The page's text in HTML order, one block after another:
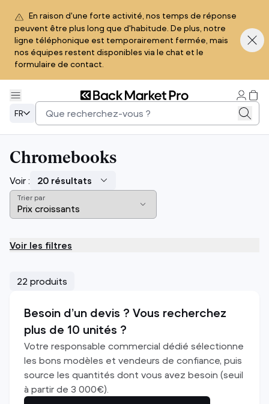
En raison d'une forte activité, nos temps de réponse
peuvent être plus long que d'habitude. De plus, notre
ligne téléphonique est temporairement fermée, mais
nos équipes restent disponibles via le chat et le
formulaire de contact.
FR
Chromebooks
Voir :
Trier par
Voir les filtres
22 produits
Besoin d’un devis ? Vous recherchez
plus de 10 unités ?
Votre responsable commercial dédié sélectionne
les bons modèles et vendeurs de confiance, puis
source les quantités dont vous avez besoin (seuil
à partir de 3 000€).